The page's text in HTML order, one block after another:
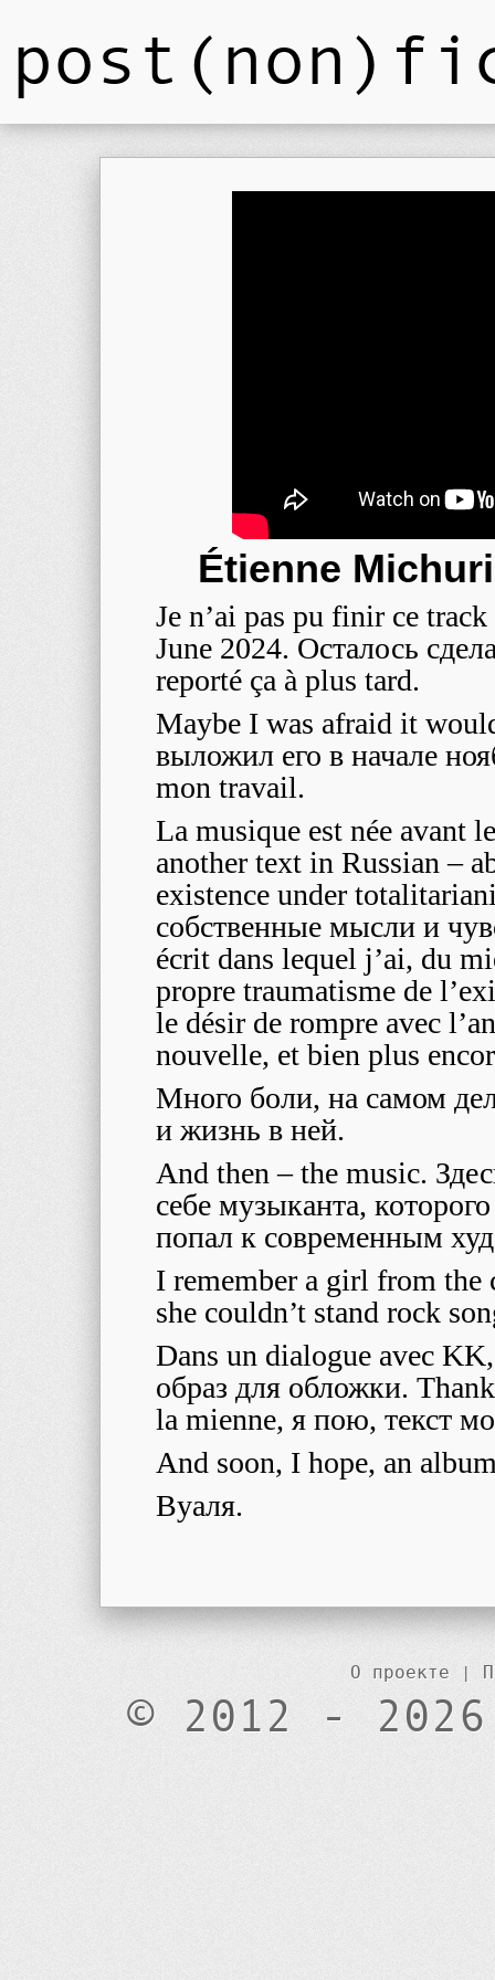
Étienne
Je n’ai pas pu finir ce
June 2024. Осталось
reporté ça à plus tard.
Maybe I was afraid it
выложил его в начале
mon travail.
La musique est née avant
another text in Russian –
existence under
собственные мысли и
écrit dans lequel j’ai, du
propre traumatisme de
le désir de rompre avec
nouvelle, et bien plus
Много боли, на самом
и жизнь в ней.
And then – the music.
себе музыканта,
попал к современным
I remember a girl from
she couldn’t stand rock
Dans un dialogue avec
образ для обложки.
la mienne, я пою, текст
And soon, I hope, an
Вуаля.
О проекте |
© 2012 -